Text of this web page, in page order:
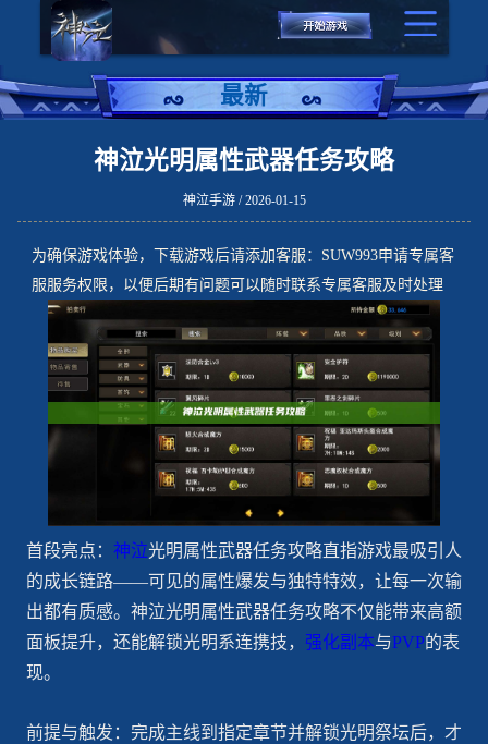
最新
神泣光明属性武器任务攻略
神泣手游 / 2026-01-15
为确保游戏体验，下载游戏后请添加客服：SUW993申请专属客
服服务权限，以便后期有问题可以随时联系专属客服及时处理
首段亮点： 神泣光明属性武器任务攻略直指游戏最吸引人
的成长链路——可见的属性爆发与独特特效，让每一次输
出都有质感。神泣光明属性武器任务攻略不仅能带来高额
面板提升，还能解锁光明系连携技， 强化副本与PVP的表
现。
前提与触发：完成主线到指定章节并解锁光明祭坛后，才